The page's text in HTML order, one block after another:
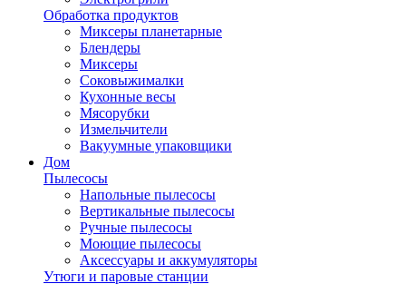
Обработка продуктов
Миксеры планетарные
Блендеры
Миксеры
Соковыжималки
Кухонные весы
Мясорубки
Измельчители
Вакуумные упаковщики
Дом
Пылесосы
Напольные пылесосы
Вертикальные пылесосы
Ручные пылесосы
Моющие пылесосы
Аксессуары и аккумуляторы
Утюги и паровые станции